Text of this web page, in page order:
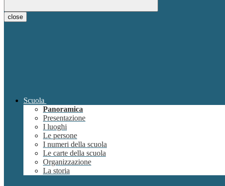
close
Scuola
Panoramica
Presentazione
I luoghi
Le persone
I numeri della scuola
Le carte della scuola
Organizzazione
La storia